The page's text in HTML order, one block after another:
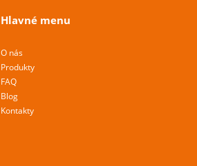
Hlavné menu
O nás
Produkty
FAQ
Blog
Kontakty